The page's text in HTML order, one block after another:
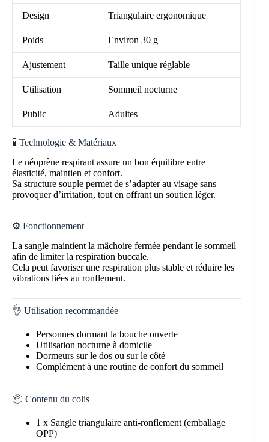
Design Triangulaire ergonomique
Poids Environ 30 g
Ajustement Taille unique réglable
Utilisation Sommeil nocturne
Public Adultes
🧪 Technologie & Matériaux
Le néoprène respirant assure un bon équilibre entre
élasticité, maintien et confort.
Sa structure souple permet de s’adapter au visage sans
provoquer d’irritation, tout en offrant un soutien léger.
⚙️ Fonctionnement
La sangle maintient la mâchoire fermée pendant le sommeil
afin de limiter la respiration buccale.
Cela peut favoriser une respiration plus stable et réduire les
vibrations liées au ronflement.
👌 Utilisation recommandée
Personnes dormant la bouche ouverte
Utilisation nocturne à domicile
Dormeurs sur le dos ou sur le côté
Complément à une routine de confort du sommeil
📦 Contenu du colis
1 x Sangle triangulaire anti-ronflement (emballage
OPP)